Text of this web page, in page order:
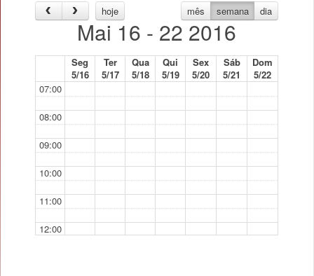
hoje mês semana dia
Mai 16 - 22 2016
Seg
5/16
Ter
5/17
Qua
5/18
Qui
5/19
Sex
5/20
Sáb
5/21
Dom
5/22
07:00
08:00
09:00
10:00
11:00
12:00